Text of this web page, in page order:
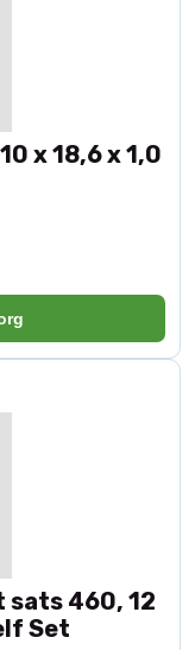
x 18,6 x 1,0
sats 460, 12
Set